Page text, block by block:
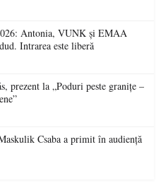
Antonia, VUNK și EMAA
Intrarea este liberă
prezent la „Poduri peste granițe –
Csaba a primit în audiență